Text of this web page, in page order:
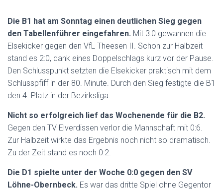
Die B1 hat am Sonntag einen deutlichen Sieg gegen
den Tabellenführer eingefahren. Mit 3:0 gewannen die
Elsekicker gegen den VfL Theesen II. Schon zur Halbzeit
stand es 2:0, dank eines Doppelschlags kurz vor der Pause.
Den Schlusspunkt setzten die Elsekicker praktisch mit dem
Schlusspfiff in der 80. Minute. Durch den Sieg festigte die B1
den 4. Platz in der Bezirksliga.
Nicht so erfolgreich lief das Wochenende für die B2.
Gegen den TV Elverdissen verlor die Mannschaft mit 0:6.
Zur Halbzeit wirkte das Ergebnis noch nicht so dramatisch.
Zu der Zeit stand es noch 0:2.
Die D1 spielte unter der Woche 0:0 gegen den SV
Löhne-Obernbeck. Es war das dritte Spiel ohne Gegentor